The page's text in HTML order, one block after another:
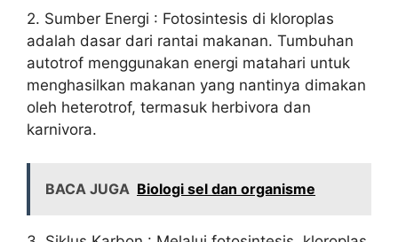
2. Sumber Energi : Fotosintesis di kloroplas
adalah dasar dari rantai makanan. Tumbuhan
autotrof menggunakan energi matahari untuk
menghasilkan makanan yang nantinya dimakan
oleh heterotrof, termasuk herbivora dan
karnivora.
BACA JUGA Biologi sel dan organisme